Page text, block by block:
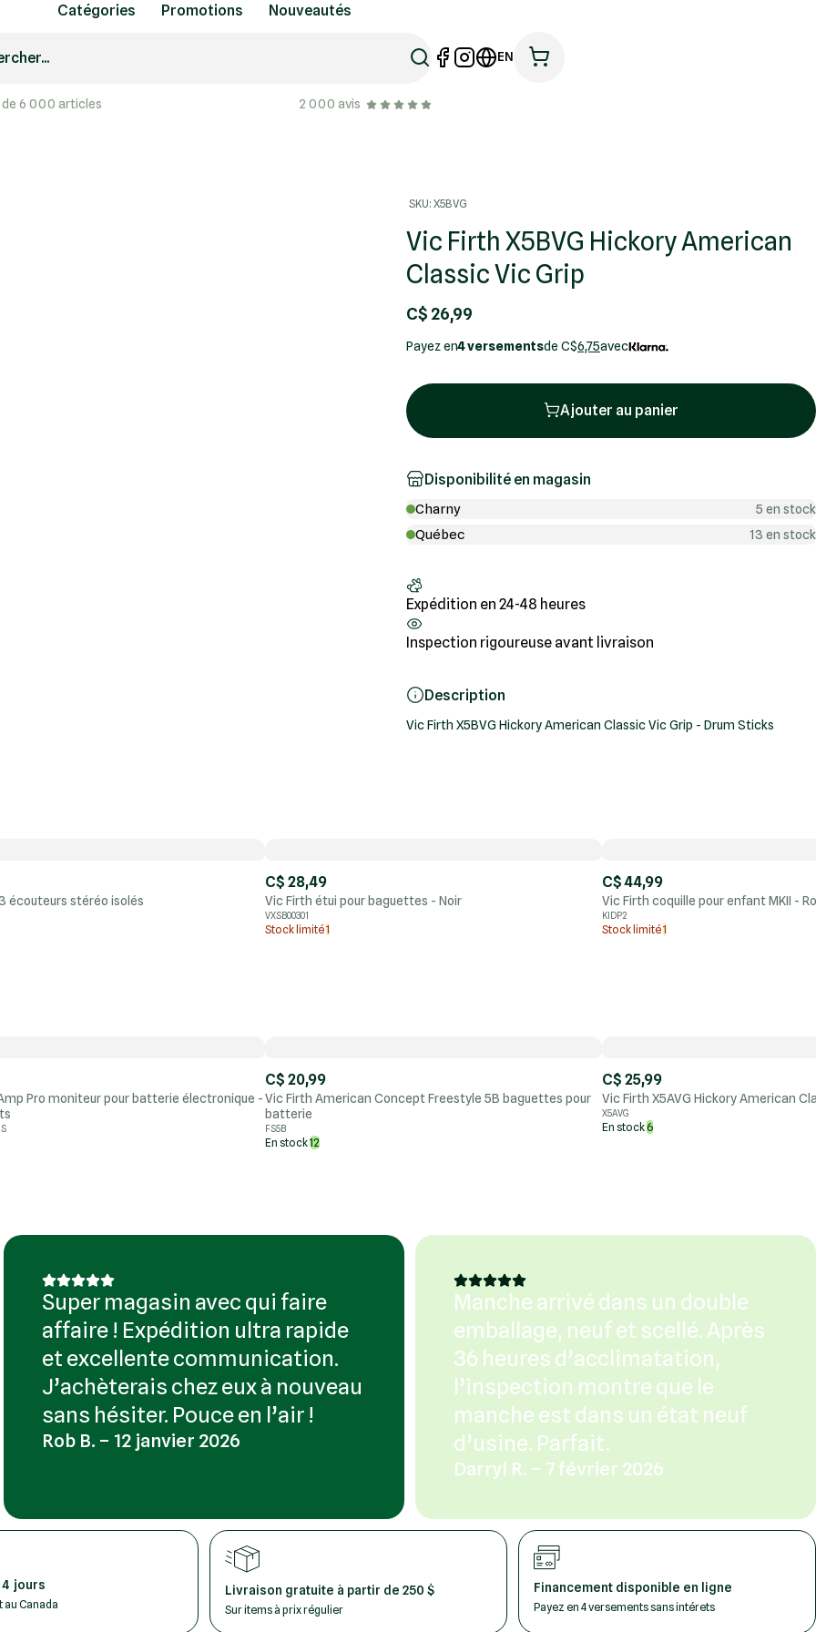
Catégories Promotions Nouveautés
de 6 000 articles 2 000 avis
EN
SKU: X5BVG
Vic Firth X5BVG Hickory American
Classic Vic Grip
C$ 26,99
Payez en4 versementsde C$6,75avec
Ajouter au panier
Disponibilité en magasin
Charny 5 en stock
Québec 13 en stock
Expédition en 24-48 heures
Inspection rigoureuse avant livraison
Description
Vic Firth X5BVG Hickory American Classic Vic Grip - Drum Sticks
écouteurs stéréo isolés
C$ 28,49
Vic Firth étui pour baguettes - Noir
VXSB00301
Stock limité1
C$ 44,99
Vic Firth coquille pour enfant MKII -
KIDP2
Stock limité1
Pro moniteur pour batterie électronique -
C$ 20,99
Vic Firth American Concept Freestyle 5B baguettes pour
batterie
FS5B
En stock12
C$ 25,99
Vic Firth X5AVG Hickory American
X5AVG
En stock6
Super magasin avec qui faire
affaire ! Expédition ultra rapide
et excellente communication.
J’achèterais chez eux à nouveau
sans hésiter. Pouce en l’air !
Rob B. – 12 janvier 2026
Manche arrivé dans un double
emballage, neuf et scellé. Après
36 heures d’acclimatation,
l’inspection montre que le
manche est dans un état neuf
d’usine. Parfait.
Darryl R. – 7 février 2026
4 jours
Canada
Livraison gratuite à partir de 250 $
Sur items à prix régulier
Financement disponible en ligne
Payez en 4 versements sans intérets